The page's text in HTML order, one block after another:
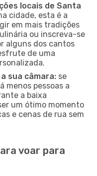
locais de Santa
cidade, esta é a
em mais tradições
ou inscreva-se
alguns dos cantos
de uma
sua câmara: se
menos pessoas a
a baixa
um ótimo momento
e cenas de rua sem
voar para